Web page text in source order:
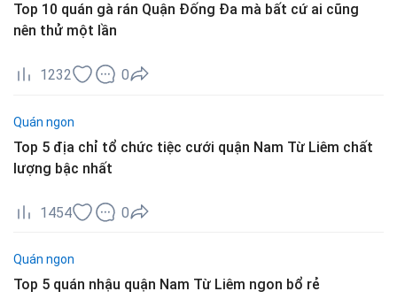
Top 10 quán gà rán Quận Đống Đa mà bất cứ ai cũng
nên thử một lần
1232 0
Quán ngon
Top 5 địa chỉ tổ chức tiệc cưới quận Nam Từ Liêm chất
lượng bậc nhất
1454 0
Quán ngon
Top 5 quán nhậu quận Nam Từ Liêm ngon bổ rẻ